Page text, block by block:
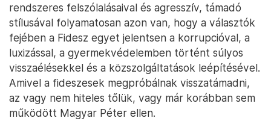
rendszeres felszólalásaival és agresszív, támadó
stílusával folyamatosan azon van, hogy a választók
fejében a Fidesz egyet jelentsen a korrupcióval, a
luxizással, a gyermekvédelemben történt súlyos
visszaélésekkel és a közszolgáltatások leépítésével.
Amivel a fideszesek megpróbálnak visszatámadni,
az vagy nem hiteles tőlük, vagy már korábban sem
működött Magyar Péter ellen.